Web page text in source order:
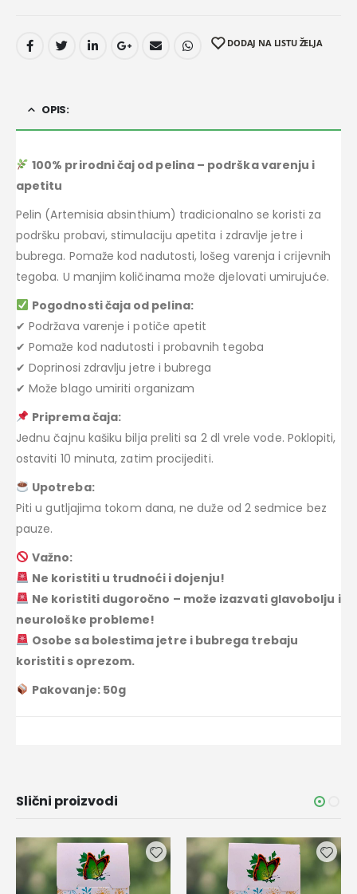
DODAJ NA LISTU ŽELJA
OPIS:
100% prirodni čaj od pelina – podrška varenju i
apetitu
Pelin (Artemisia absinthium) tradicionalno se koristi za
podršku probavi, stimulaciju apetita i zdravlje jetre i
bubrega. Pomaže kod nadutosti, lošeg varenja i crijevnih
tegoba. U manjim količinama može djelovati umirujuće.
Pogodnosti čaja od pelina:
✔ Podržava varenje i potiče apetit
✔ Pomaže kod nadutosti i probavnih tegoba
✔ Doprinosi zdravlju jetre i bubrega
✔ Može blago umiriti organizam
Priprema čaja:
Jednu čajnu kašiku bilja preliti sa 2 dl vrele vode. Poklopiti,
ostaviti 10 minuta, zatim procijediti.
Upotreba:
Piti u gutljajima tokom dana, ne duže od 2 sedmice bez
pauze.
Važno:
Ne koristiti u trudnoći i dojenju!
Ne koristiti dugoročno – može izazvati glavobolju i
neurološke probleme!
Osobe sa bolestima jetre i bubrega trebaju
koristiti s oprezom.
Pakovanje: 50g
Slični proizvodi